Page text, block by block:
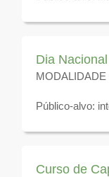
Disponível
Dia
Público-alvo:
Disponível até
Curso de